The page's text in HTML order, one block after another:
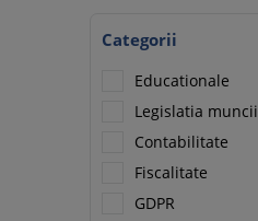
Categorii
Educationale
Legislatia muncii
Contabilitate
Fiscalitate
GDPR